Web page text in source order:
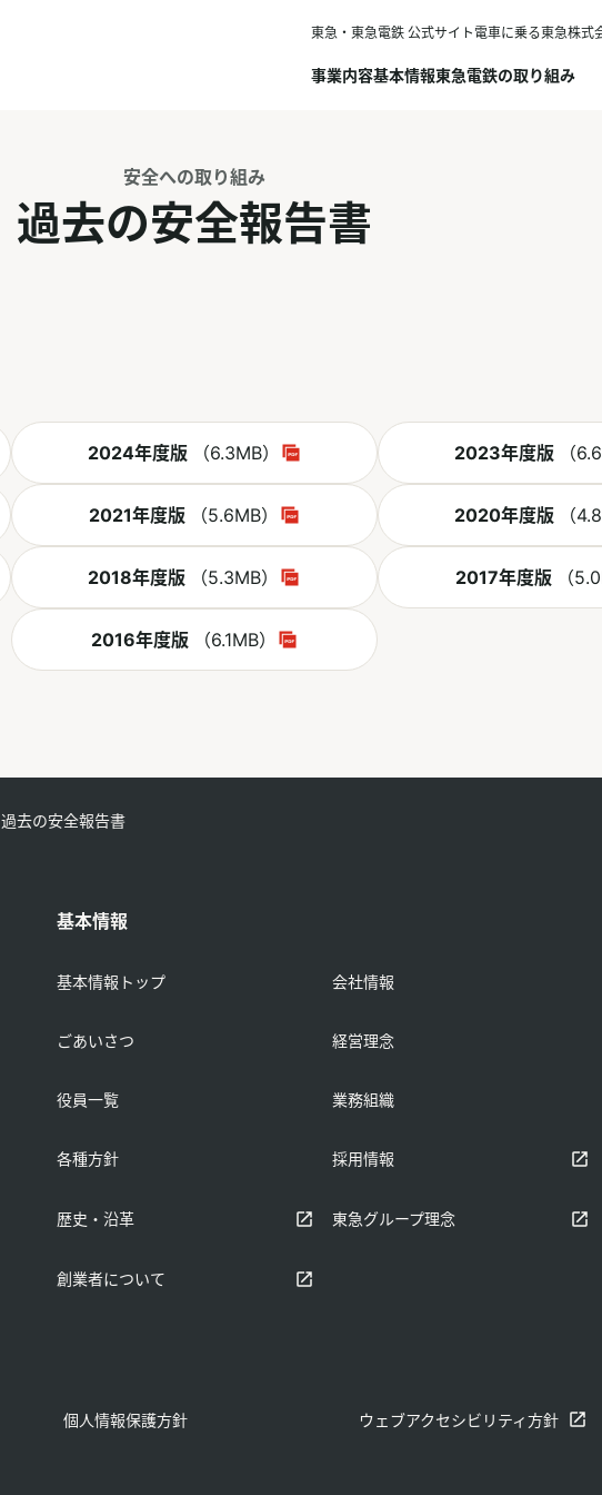
東急・東急電鉄 公式サイト 電車に乗る東急株式
事業内容基本情報東急電鉄の取り組み
安全への取り組み
過去の安全報告書
2024年度版 PDF
（6.3MB）
別ウィンドウで開く 2023年度版 PDF
（
別
2021年度版 PDF
（5.6MB）
別ウィンドウで開く 2020年度版 PDF
（
別
2018年度版 PDF
（5.3MB）
別ウィンドウで開く 2017年度版 PDF
（
別
2016年度版 PDF
（6.1MB）
別ウィンドウで開く
過去の安全報告書
基本情報
基本情報トップ 会社情報
ごあいさつ 経営理念
役員一覧 業務組織
各種方針 採用情報
別ウィンドウで開く
歴史・沿革
別ウィンドウで開く 東急グループ理念
別ウィンドウで開く
創業者について
別ウィンドウで開く
個人情報保護方針 ウェブアクセシビリティ方針
別ウィンドウで開く